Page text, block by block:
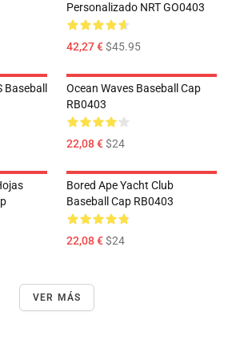
Personalizado NRT GO0403
42,27 €$45.95
Ocean Waves Baseball Cap
RB0403
22,08 €$24
Bored Ape Yacht Club
Baseball Cap RB0403
22,08 €$24
VER MÁS